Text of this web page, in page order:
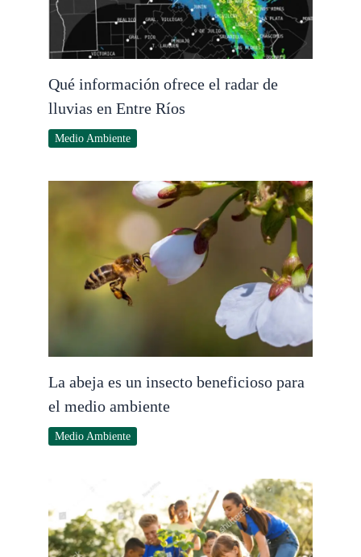
Qué información ofrece el radar de
lluvias en Entre Ríos
Medio Ambiente
La abeja es un insecto beneficioso para
el medio ambiente
Medio Ambiente